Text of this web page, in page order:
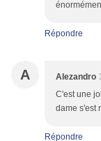
Répondre
A Alezandro
C'est une
dame s'est
Répondre